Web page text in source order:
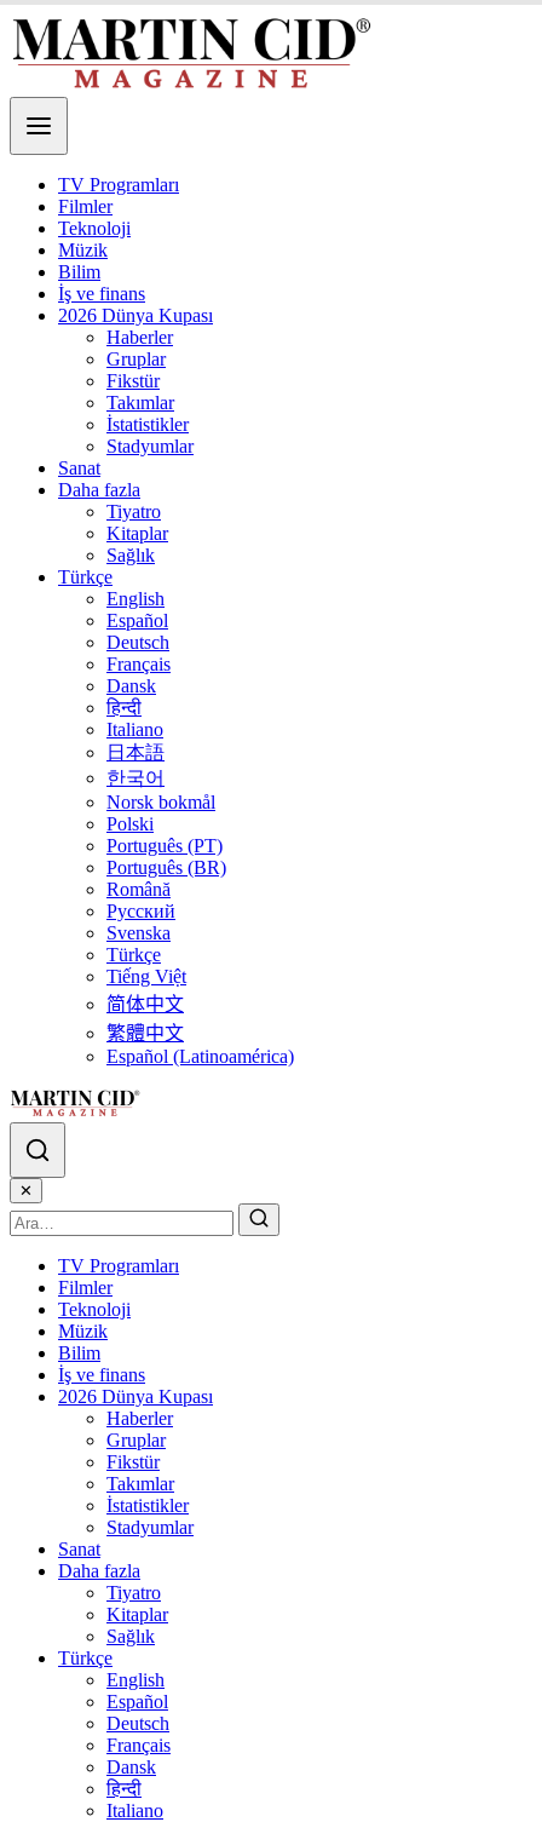
TV Programları
Filmler
Teknoloji
Müzik
Bilim
İş ve finans
2026 Dünya Kupası
Haberler
Gruplar
Fikstür
Takımlar
İstatistikler
Stadyumlar
Sanat
Daha fazla
Tiyatro
Kitaplar
Sağlık
Türkçe
English
Español
Deutsch
Français
Dansk
हिन्दी
Italiano
日本語
한국어
Norsk bokmål
Polski
Português (PT)
Português (BR)
Română
Русский
Svenska
Türkçe
Tiếng Việt
简体中文
繁體中文
Español (Latinoamérica)
✕
TV Programları
Filmler
Teknoloji
Müzik
Bilim
İş ve finans
2026 Dünya Kupası
Haberler
Gruplar
Fikstür
Takımlar
İstatistikler
Stadyumlar
Sanat
Daha fazla
Tiyatro
Kitaplar
Sağlık
Türkçe
English
Español
Deutsch
Français
Dansk
हिन्दी
Italiano